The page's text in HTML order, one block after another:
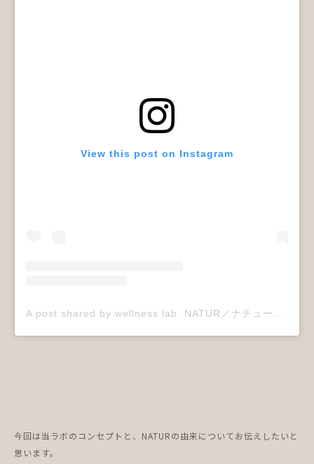
View this post on Instagram
今回は当ラボのコンセプトと、NATURの由来についてお伝えしたいと
思います。